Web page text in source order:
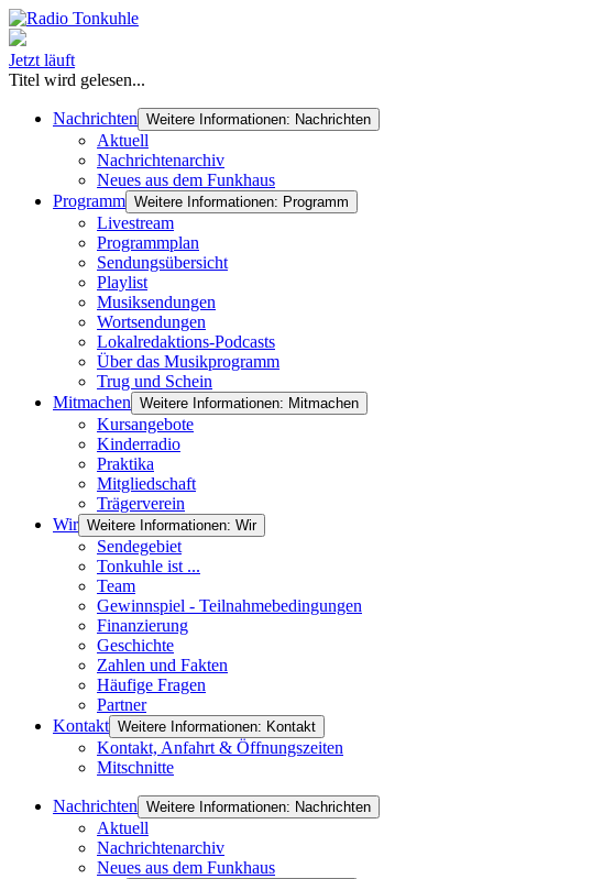
Jetzt läuft
Titel wird gelesen...
Nachrichten Weitere Informationen: Nachrichten
Aktuell
Nachrichtenarchiv
Neues aus dem Funkhaus
Programm Weitere Informationen: Programm
Livestream
Programmplan
Sendungsübersicht
Playlist
Musiksendungen
Wortsendungen
Lokalredaktions-Podcasts
Über das Musikprogramm
Trug und Schein
Mitmachen Weitere Informationen: Mitmachen
Kursangebote
Kinderradio
Praktika
Mitgliedschaft
Trägerverein
Wir Weitere Informationen: Wir
Sendegebiet
Tonkuhle ist ...
Team
Gewinnspiel - Teilnahmebedingungen
Finanzierung
Geschichte
Zahlen und Fakten
Häufige Fragen
Partner
Kontakt Weitere Informationen: Kontakt
Kontakt, Anfahrt & Öffnungszeiten
Mitschnitte
Nachrichten Weitere Informationen: Nachrichten
Aktuell
Nachrichtenarchiv
Neues aus dem Funkhaus